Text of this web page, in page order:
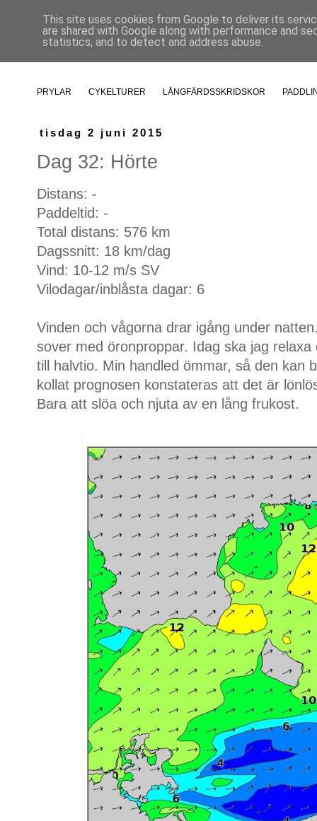
PRYLAR CYKELTURER LÅNGFÄRDSSKRIDSKOR
tisdag 2 juni 2015
Dag 32: Hörte
Distans: -
Paddeltid: -
Total distans: 576 km
Dagssnitt: 18 km/dag
Vind: 10-12 m/s SV
Vilodagar/inblåsta dagar: 6
Vinden och vågorna drar igång under
sover med öronproppar. Idag ska jag
till halvtio. Min handled ömmar, så den kan
kollat prognosen konstateras att det är
Bara att slöa och njuta av en lång frukost.
This site uses cookies from Google to deliver its
are shared with Google along with performance and
statistics, and to detect and address abuse.